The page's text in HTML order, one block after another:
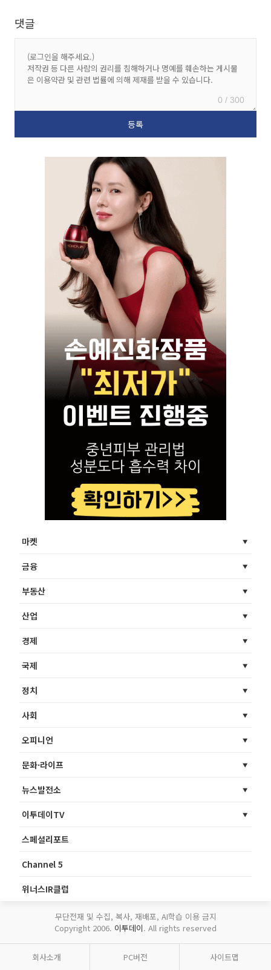
댓글
0 / 300
마켓
금융
부동산
산업
경제
국제
정치
사회
오피니언
문화·라이프
뉴스발전소
이투데이TV
스페셜리포트
Channel 5
위너스IR클럽
무단전재 및 수집, 복사, 재배포, AI학습 이용 금지
Copyright 2006. 이투데이. All rights reserved
회사소개 PC버전 사이트맵